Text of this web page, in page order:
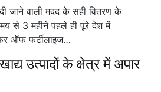
दी जाने वाली मदद के सही वितरण के
से 3 महीने पहले ही पूरे देश में
ऑफ फर्टीलाइज…
उत्पादों के क्षेत्र में अपार